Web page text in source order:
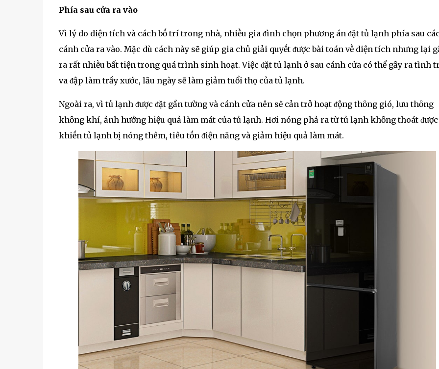
Phía sau cửa ra vào
Vì lý do diện tích và cách bṓ trí trong nhà, nhiḕu gia ᵭình chọn phương án ᵭặt tủ lạnh phía sau
cánh cửa ra vào. Mặc dù cách này sẽ giúp gia chủ giải quyḗt ᵭược bài toán vḕ diện tích nhưng lại
ra rất nhiḕu bất tiện trong quá trình sinh hoạt. Việc ᵭặt tủ lạnh ở sau cánh cửa có thể gȃy ra tình
va ᵭập làm trầy xước, lȃu ngày sẽ làm giảm tuổi thọ của tủ lạnh.
Ngoài ra, vì tủ lạnh ᵭược ᵭặt gần tường và cánh cửa nên sẽ cản trở hoạt ᵭộng thȏng gió, lưu thȏng
khȏng khí, ảnh hưởng hiệu quả làm mát của tủ lạnh. Hơi nóng phả ra từ tủ lạnh khȏng thoát ᵭược
khiḗn tủ lạnh bị nóng thêm, tiêu tṓn ᵭiện năng và giảm hiệu quả làm mát.